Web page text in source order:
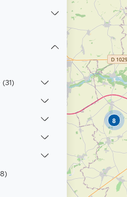
n
p
O
Autour de moiCatégories
Notre savoir-faire (31)S'oxygéner (6)Où manger (36)Où dormir (24)
8